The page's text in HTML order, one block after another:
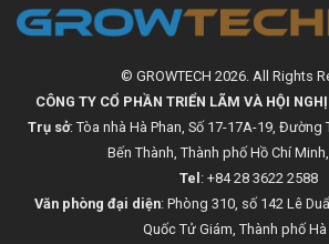
© GROWTECH 2026. All Rights
CÔNG TY CỔ PHẦN TRIỂN LÃM VÀ HỘI
Trụ sở: Tòa nhà Hà Phan, Số 17-17A-19, Đường
Bến Thành, Thành phố Hồ Chí
Tel : +84 28 3622 2588
Văn phòng đại diện: Phòng 310, số 142 Lê
Quốc Tử Giám, Thành phố Hà